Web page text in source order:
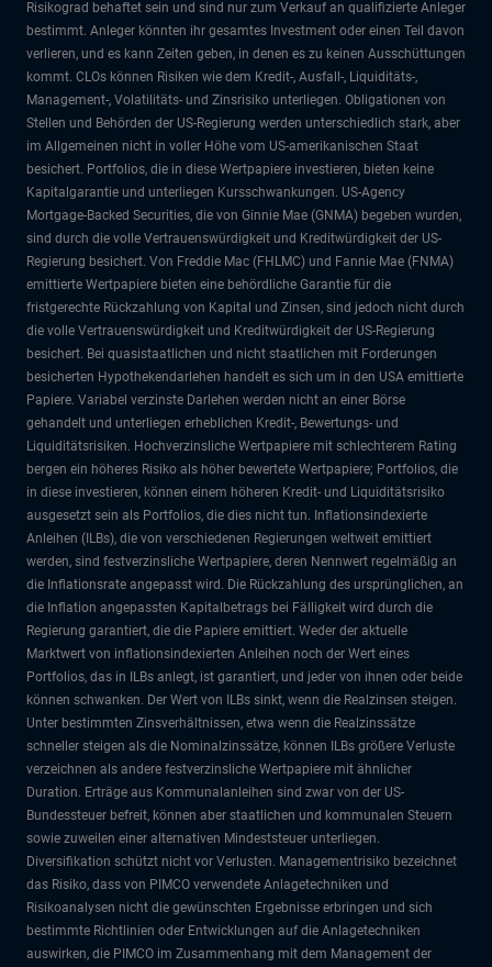
Risikograd behaftet sein und sind nur zum Verkauf an qualifizierte Anleger
bestimmt. Anleger könnten ihr gesamtes Investment oder einen Teil davon
verlieren, und es kann Zeiten geben, in denen es zu keinen Ausschüttungen
kommt. CLOs können Risiken wie dem Kredit-, Ausfall-, Liquiditäts-,
Management-, Volatilitäts- und Zinsrisiko unterliegen. Obligationen von
Stellen und Behörden der US-Regierung werden unterschiedlich stark, aber
im Allgemeinen nicht in voller Höhe vom US-amerikanischen Staat
besichert. Portfolios, die in diese Wertpapiere investieren, bieten keine
Kapitalgarantie und unterliegen Kursschwankungen. US-Agency
Mortgage-Backed Securities, die von Ginnie Mae (GNMA) begeben wurden,
sind durch die volle Vertrauenswürdigkeit und Kreditwürdigkeit der US-
Regierung besichert. Von Freddie Mac (FHLMC) und Fannie Mae (FNMA)
emittierte Wertpapiere bieten eine behördliche Garantie für die
fristgerechte Rückzahlung von Kapital und Zinsen, sind jedoch nicht durch
die volle Vertrauenswürdigkeit und Kreditwürdigkeit der US-Regierung
besichert. Bei quasistaatlichen und nicht staatlichen mit Forderungen
besicherten Hypothekendarlehen handelt es sich um in den USA emittierte
Papiere. Variabel verzinste Darlehen werden nicht an einer Börse
gehandelt und unterliegen erheblichen Kredit-, Bewertungs- und
Liquiditätsrisiken. Hochverzinsliche Wertpapiere mit schlechterem Rating
bergen ein höheres Risiko als höher bewertete Wertpapiere; Portfolios, die
in diese investieren, können einem höheren Kredit- und Liquiditätsrisiko
ausgesetzt sein als Portfolios, die dies nicht tun. Inflationsindexierte
Anleihen (ILBs), die von verschiedenen Regierungen weltweit emittiert
werden, sind festverzinsliche Wertpapiere, deren Nennwert regelmäßig an
die Inflationsrate angepasst wird. Die Rückzahlung des ursprünglichen, an
die Inflation angepassten Kapitalbetrags bei Fälligkeit wird durch die
Regierung garantiert, die die Papiere emittiert. Weder der aktuelle
Marktwert von inflationsindexierten Anleihen noch der Wert eines
Portfolios, das in ILBs anlegt, ist garantiert, und jeder von ihnen oder beide
können schwanken. Der Wert von ILBs sinkt, wenn die Realzinsen steigen.
Unter bestimmten Zinsverhältnissen, etwa wenn die Realzinssätze
schneller steigen als die Nominalzinssätze, können ILBs größere Verluste
verzeichnen als andere festverzinsliche Wertpapiere mit ähnlicher
Duration. Erträge aus Kommunalanleihen sind zwar von der US-
Bundessteuer befreit, können aber staatlichen und kommunalen Steuern
sowie zuweilen einer alternativen Mindeststeuer unterliegen.
Diversifikation schützt nicht vor Verlusten. Managementrisiko bezeichnet
das Risiko, dass von PIMCO verwendete Anlagetechniken und
Risikoanalysen nicht die gewünschten Ergebnisse erbringen und sich
bestimmte Richtlinien oder Entwicklungen auf die Anlagetechniken
auswirken, die PIMCO im Zusammenhang mit dem Management der